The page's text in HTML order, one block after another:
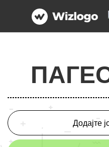
Додајте